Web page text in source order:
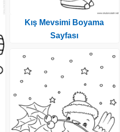
Kış Mevsimi Boyama
Sayfası